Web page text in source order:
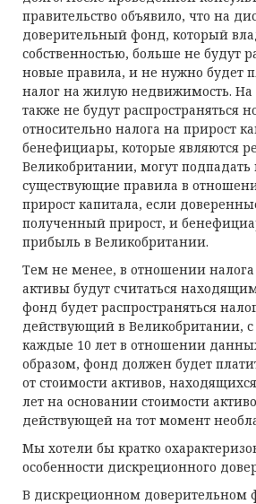
правительство объявило, что на
доверительный фонд, который
собственностью, больше не будут
новые правила, и не нужно будет
налог на жилую недвижимость.
также не будут распространяться
относительно налога на прирост
бенефициары, которые являются
Великобритании, могут подпадать
существующие правила в
прирост капитала, если
полученный прирост, и
прибыль в Великобритании.
Тем не менее, в отношении налога
активы будут считаться
фонд будет распространяться
действующий в Великобритании, с
каждые 10 лет в отношении
образом, фонд должен будет
от стоимости активов,
лет на основании стоимости
действующей на тот момент
Мы хотели бы кратко
особенности дискреционного
В дискреционном доверительном